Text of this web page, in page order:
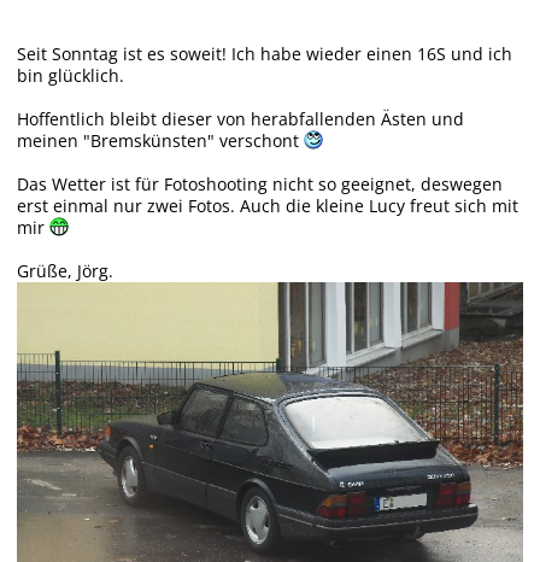
Seit Sonntag ist es soweit! Ich habe wieder einen 16S und ich
bin glücklich.
Hoffentlich bleibt dieser von herabfallenden Ästen und
meinen "Bremskünsten" verschont
Das Wetter ist für Fotoshooting nicht so geeignet, deswegen
erst einmal nur zwei Fotos. Auch die kleine Lucy freut sich mit
mir
Grüße, Jörg.